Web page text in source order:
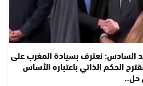
السادس: نعترف بسيادة المغرب على
الحكم الذاتي باعتباره الأساس
حل..